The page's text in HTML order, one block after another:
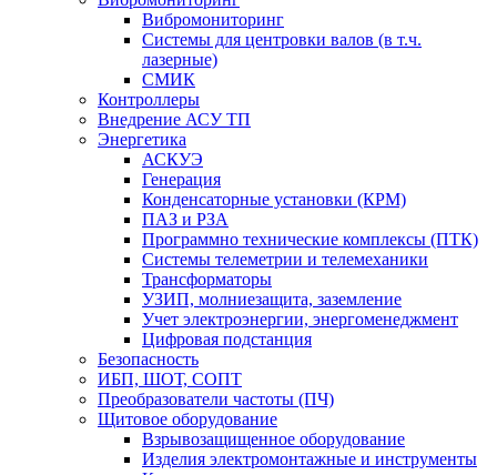
Вибромониторинг
Системы для центровки валов (в т.ч.
лазерные)
СМИК
Контроллеры
Внедрение АСУ ТП
Энергетика
АСКУЭ
Генерация
Конденсаторные установки (КРМ)
ПАЗ и РЗА
Программно технические комплексы (ПТК)
Системы телеметрии и телемеханики
Трансформаторы
УЗИП, молниезащита, заземление
Учет электроэнергии, энергоменеджмент
Цифровая подстанция
Безопасность
ИБП, ШОТ, СОПТ
Преобразователи частоты (ПЧ)
Щитовое оборудование
Взрывозащищенное оборудование
Изделия электромонтажные и инструменты